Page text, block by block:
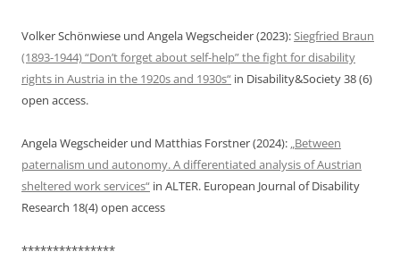
Volker Schönwiese und Angela Wegscheider (2023):Siegfried Braun
(1893-1944) “Don’t forget about self-help” the fight for disability
rights in Austria in the 1920s and 1930s“ in Disability&Society 38 (6)
open access.
Angela Wegscheider und Matthias Forstner (2024): „Between
paternalism und autonomy. A differentiated analysis of Austrian
sheltered work services“ in ALTER. European Journal of Disability
Research 18(4) open access
***************